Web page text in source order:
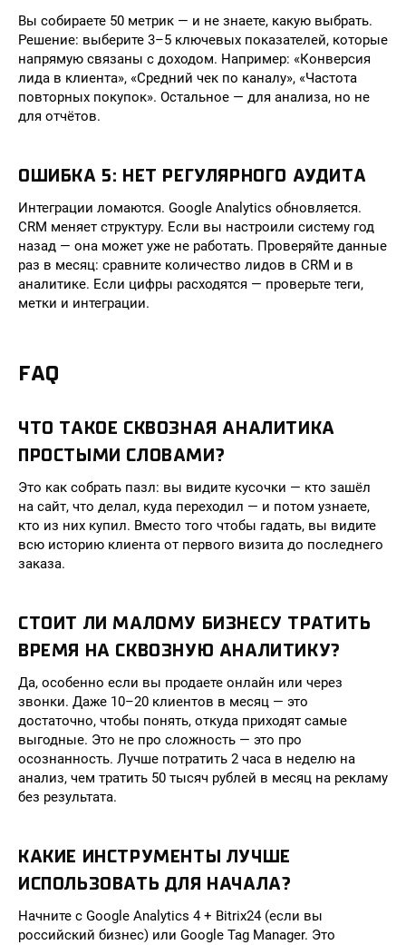
Вы собираете 50 метрик — и не знаете, какую выбрать.
Решение: выберите 3–5 ключевых показателей, которые
напрямую связаны с доходом. Например: «Конверсия
лида в клиента», «Средний чек по каналу», «Частота
повторных покупок». Остальное — для анализа, но не
для отчётов.
ОШИБКА 5: НЕТ РЕГУЛЯРНОГО АУДИТА
Интеграции ломаются. Google Analytics обновляется.
CRM меняет структуру. Если вы настроили систему год
назад — она может уже не работать. Проверяйте данные
раз в месяц: сравните количество лидов в CRM и в
аналитике. Если цифры расходятся — проверьте теги,
метки и интеграции.
FAQ
ЧТО ТАКОЕ СКВОЗНАЯ АНАЛИТИКА
ПРОСТЫМИ СЛОВАМИ?
Это как собрать пазл: вы видите кусочки — кто зашёл
на сайт, что делал, куда переходил — и потом узнаете,
кто из них купил. Вместо того чтобы гадать, вы видите
всю историю клиента от первого визита до последнего
заказа.
СТОИТ ЛИ МАЛОМУ БИЗНЕСУ ТРАТИТЬ
ВРЕМЯ НА СКВОЗНУЮ АНАЛИТИКУ?
Да, особенно если вы продаете онлайн или через
звонки. Даже 10–20 клиентов в месяц — это
достаточно, чтобы понять, откуда приходят самые
выгодные. Это не про сложность — это про
осознанность. Лучше потратить 2 часа в неделю на
анализ, чем тратить 50 тысяч рублей в месяц на рекламу
без результата.
КАКИЕ ИНСТРУМЕНТЫ ЛУЧШЕ
ИСПОЛЬЗОВАТЬ ДЛЯ НАЧАЛА?
Начните с Google Analytics 4 + Bitrix24 (если вы
российский бизнес) или Google Tag Manager. Это